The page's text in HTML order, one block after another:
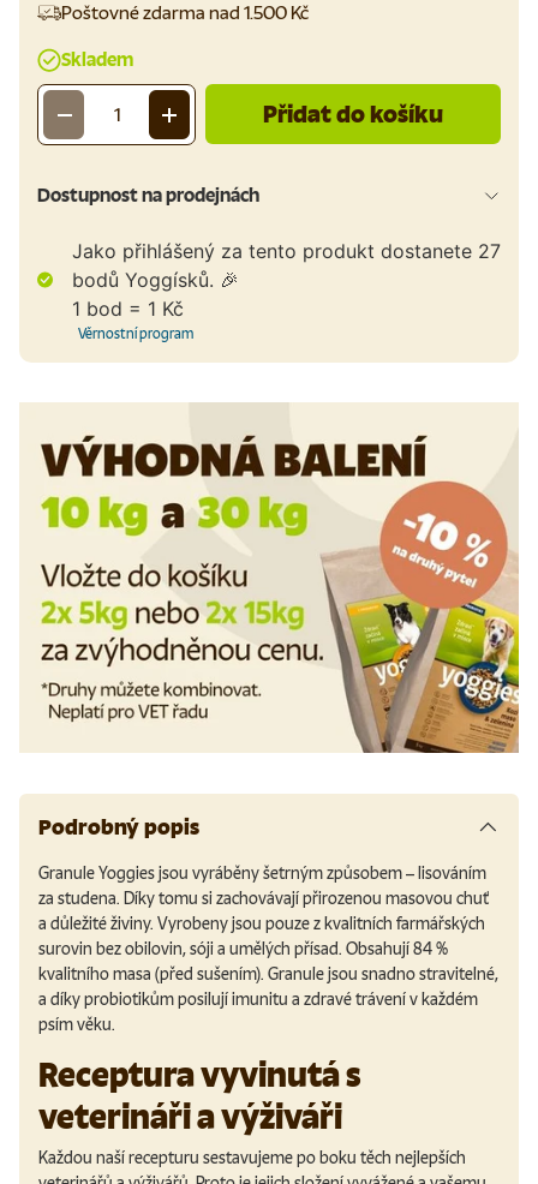
Poštovné zdarma nad 1.500 Kč
Skladem
Množství
- + Přidat do košíku
Dostupnost na prodejnách
Jako přihlášený za tento produkt dostanete 27
bodů Yoggísků. 🎉
1 bod = 1 Kč
Věrnostní program
Podrobný popis
Granule Yoggies jsou vyráběny šetrným způsobem – lisováním
za studena. Díky tomu si zachovávají přirozenou masovou chuť
a důležité živiny. Vyrobeny jsou pouze z kvalitních farmářských
surovin bez obilovin, sóji a umělých přísad. Obsahují 84 %
kvalitního masa (před sušením). Granule jsou snadno stravitelné,
a díky probiotikům posilují imunitu a zdravé trávení v každém
psím věku.
Receptura vyvinutá s
veterináři a výživáři
Každou naší recepturu sestavujeme po boku těch nejlepších